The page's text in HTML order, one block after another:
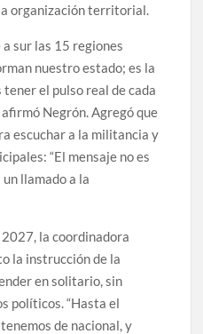
organización territorial.
sur las 15 regiones
nuestro estado; es la
tener el pulso real de cada
Negrón. Agregó que
escuchar a la militancia y
“El mensaje no es
un llamado a la
la coordinadora
la instrucción de la
en solitario, sin
políticos. “Hasta el
de nacional, y